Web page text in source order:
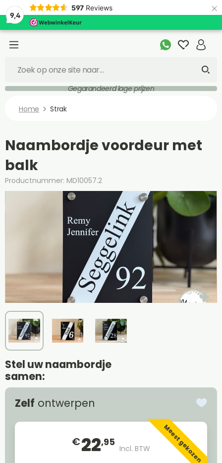
9,4
597 Reviews ×
Gegarandeerd lage prijzen
Home Strak
Naambordje voordeur met
balk
Productnummer: MD10057.2
Stel uw naambordje
samen:
Zelf ontwerpen
€22,95
Incl. BTW Meest gekozen